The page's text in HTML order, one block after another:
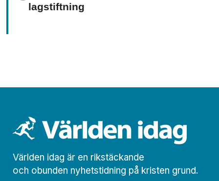
lagstiftning
Världen idag är en rikstäckande
och obunden nyhets­­­tidning på kristen grund.